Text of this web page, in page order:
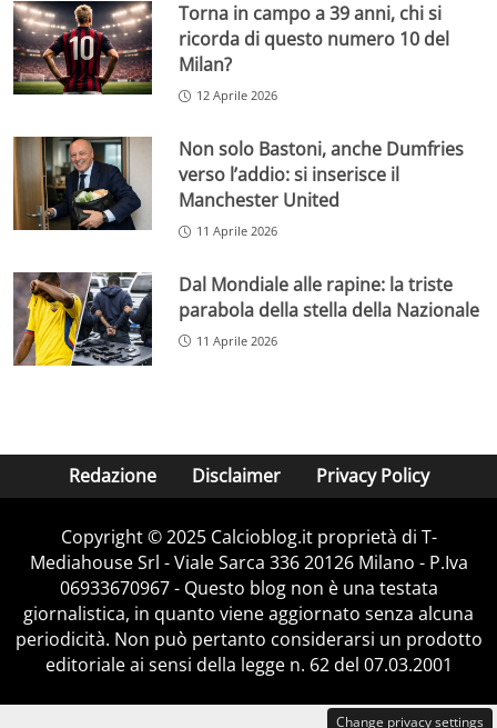
Torna in campo a 39 anni, chi si
ricorda di questo numero 10 del
Milan?
12 Aprile 2026
Non solo Bastoni, anche Dumfries
verso l’addio: si inserisce il
Manchester United
11 Aprile 2026
Dal Mondiale alle rapine: la triste
parabola della stella della Nazionale
11 Aprile 2026
Redazione Disclaimer Privacy Policy
Copyright © 2025 Calcioblog.it proprietà di T-
Mediahouse Srl - Viale Sarca 336 20126 Milano - P.Iva
06933670967 - Questo blog non è una testata
giornalistica, in quanto viene aggiornato senza alcuna
periodicità. Non può pertanto considerarsi un prodotto
editoriale ai sensi della legge n. 62 del 07.03.2001
Change privacy settings